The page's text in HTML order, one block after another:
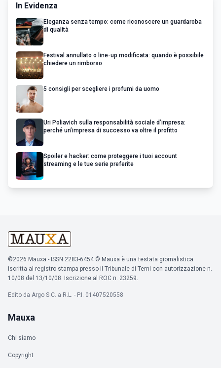
In Evidenza
Eleganza senza tempo: come riconoscere un guardaroba
di qualità
Festival annullato o line-up modificata: quando è possibile
chiedere un rimborso
5 consigli per scegliere i profumi da uomo
Uri Poliavich sulla responsabilità sociale d’impresa:
perché un’impresa di successo va oltre il profitto
Spoiler e hacker: come proteggere i tuoi account
streaming e le tue serie preferite
©2026 Mauxa - ISSN 2283-6454 © Mauxa è una testata giornalistica
iscritta al registro stampa presso il Tribunale di Terni con autorizzazione n.
10/08 del 13/10/08. Iscrizione al ROC n. 23259.
Edito da Argo S.C. a R.L. - P.I. 01407520558
Mauxa
Chi siamo
Copyright